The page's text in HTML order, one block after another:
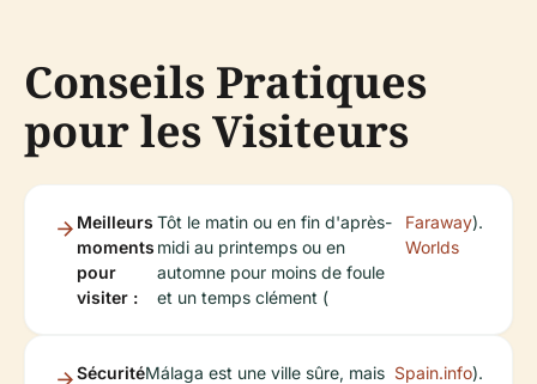
Conseils Pratiques
pour les Visiteurs
Meilleurs
moments
pour
visiter :
Tôt le matin ou en fin d'après-
midi au printemps ou en
automne pour moins de foule
et un temps clément (
Faraway
Worlds
).
SécuritéMálaga est une ville sûre, mais Spain.info).